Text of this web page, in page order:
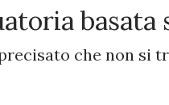
che non si